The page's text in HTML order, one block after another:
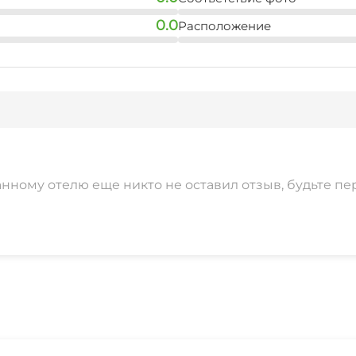
0.0Расположение
отелю еще никто не оставил отзыв, будьте